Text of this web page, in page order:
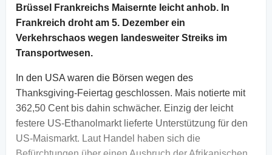
Brüssel Frankreichs Maisernte leicht anhob. In
Frankreich droht am 5. Dezember ein
Verkehrschaos wegen landesweiter Streiks im
Transportwesen.
In den USA waren die Börsen wegen des
Thanksgiving-Feiertag geschlossen. Mais notierte mit
362,50 Cent bis dahin schwächer. Einzig der leicht
festere US-Ethanolmarkt lieferte Unterstützung für den
US-Maismarkt. Laut Handel haben sich die